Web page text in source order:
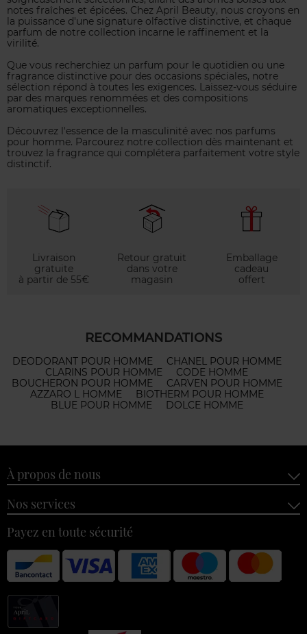
notes fraîches et épicées. Chez April Beauty, nous croyons en
la puissance d'une signature olfactive distinctive, et chaque
parfum de notre collection incarne le raffinement et la
virilité.
Que vous recherchiez un parfum pour le quotidien ou une
fragrance distinctive pour des occasions spéciales, notre
sélection répond à toutes les exigences. Laissez-vous séduire
par des marques renommées et des compositions
aromatiques exceptionnelles.
Découvrez l'essence de la masculinité avec nos parfums
pour homme. Parcourez notre collection dès maintenant et
trouvez la fragrance qui complétera parfaitement votre style
distinctif.
Livraison
gratuite
à partir de 55€
Retour gratuit
dans votre
magasin
Emballage
cadeau
offert
RECOMMANDATIONS
DEODORANT POUR HOMME
CHANEL POUR HOMME
CLARINS POUR HOMME
CODE HOMME
BOUCHERON POUR HOMME
CARVEN POUR HOMME
AZZARO L HOMME
BIOTHERM POUR HOMME
BLUE POUR HOMME
DOLCE HOMME
À propos de nous
Nos services
Payez en toute sécurité